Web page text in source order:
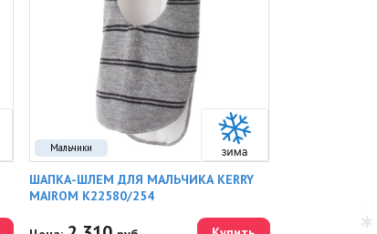
Мальчики
ШАПКА-ШЛЕМ ДЛЯ МАЛЬЧИКА KERRY
MAIROM K22580/254